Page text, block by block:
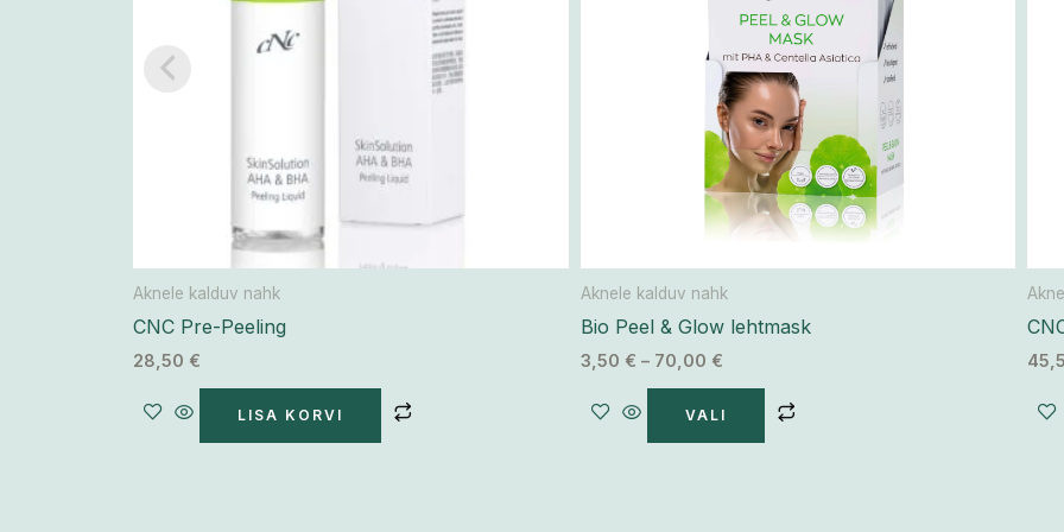
Aknele kalduv nahk
CNC Pre-Peeling
28,50 €
LISA KORVI
Aknele kalduv nahk
Bio Peel & Glow lehtmask
3,50 € – 70,00 €
VALI
saab
teha
tootelehel.